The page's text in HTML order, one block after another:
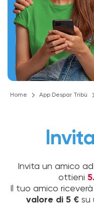
Home App Despar Tribù
Invita un amico
ottieni
Il tuo amico
valore di 5 € su